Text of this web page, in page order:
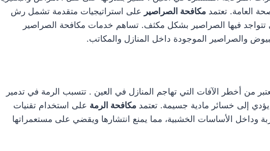
العامة. تعتمدمكافحة الصراصير على استراتيجيات متقدمة تشمل رش
تتواجد فيها الصراصير بشكل مكثف. تساهم خدمات مكافحة الصراصير
والصراصير الموجودة داخل المنازل والمكاتب.
من أخطر الآفات التي تهاجم المنازل في العين . تتسبب الرمة في تدمير
يؤدي إلى خسائر مادية جسيمة. تعتمدمكافحة الرمة على استخدام تقنيات
وداخل الأساسات الخشبية، مما يمنع انتشارها ويقضي على مستعمراتها